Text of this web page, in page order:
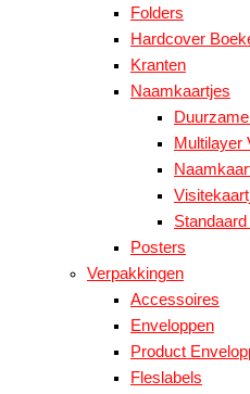
Folders
Hardcover
Kranten
Naamkaartjes
Multilayer
Posters
Verpakkingen
Accessoires
Enveloppen
Product
Fleslabels